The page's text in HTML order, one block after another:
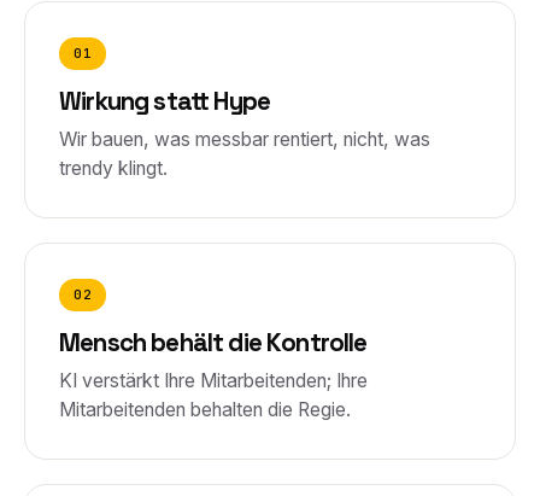
01
Wirkung statt Hype
Wir bauen, was messbar rentiert, nicht, was
trendy klingt.
02
Mensch behält die Kontrolle
KI verstärkt Ihre Mitarbeitenden; Ihre
Mitarbeitenden behalten die Regie.